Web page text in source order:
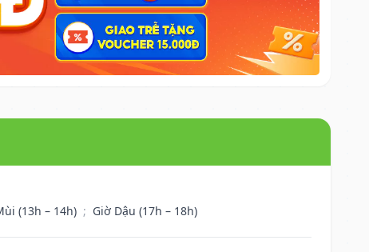
(13h – 14h) ; Giờ Dậu (17h – 18h)